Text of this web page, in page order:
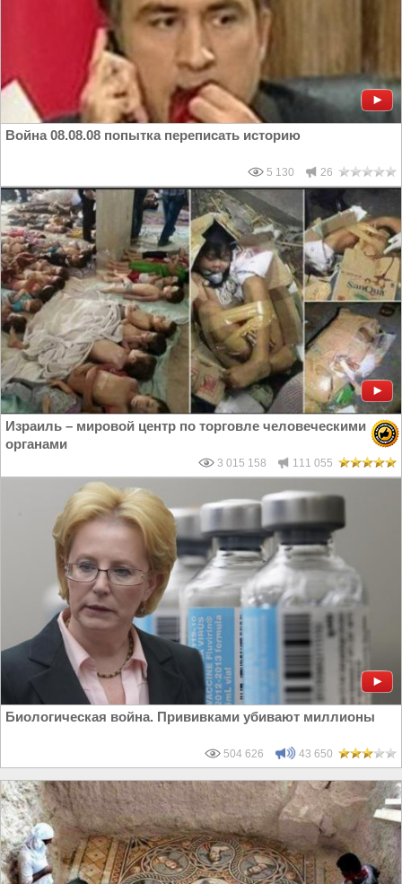
Война 08.08.08 попытка переписать историю
5 130 26
Израиль – мировой центр по торговле человеческими
органами
3 015 158 111 055
Биологическая война. Прививками убивают миллионы
504 626 43 650